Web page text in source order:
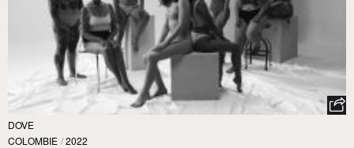
DOVE
COLOMBIE / 2022